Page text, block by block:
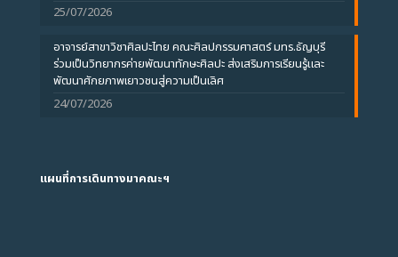
25/07/2026
อาจารย์สาขาวิชาศิลปะไทย คณะศิลปกรรมศาสตร์ มทร.ธัญบุรี
ร่วมเป็นวิทยากรค่ายพัฒนาทักษะศิลปะ ส่งเสริมการเรียนรู้และ
พัฒนาศักยภาพเยาวชนสู่ความเป็นเลิศ
24/07/2026
แผนที่การเดินทางมาคณะฯ